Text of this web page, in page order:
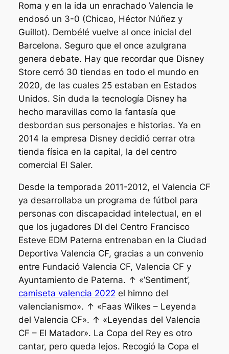
Roma y en la ida un enrachado Valencia le
endosó un 3-0 (Chicao, Héctor Núñez y
Guillot). Dembélé vuelve al once inicial del
Barcelona. Seguro que el once azulgrana
genera debate. Hay que recordar que Disney
Store cerró 30 tiendas en todo el mundo en
2020, de las cuales 25 estaban en Estados
Unidos. Sin duda la tecnología Disney ha
hecho maravillas como la fantasía que
desbordan sus personajes e historias. Ya en
2014 la empresa Disney decidió cerrar otra
tienda física en la capital, la del centro
comercial El Saler.
Desde la temporada 2011-2012, el Valencia CF
ya desarrollaba un programa de fútbol para
personas con discapacidad intelectual, en el
que los jugadores DI del Centro Francisco
Esteve EDM Paterna entrenaban en la Ciudad
Deportiva Valencia CF, gracias a un convenio
entre Fundació Valencia CF, Valencia CF y
Ayuntamiento de Paterna. ↑ «’Sentiment’,
camiseta valencia 2022 el himno del
valencianismo». ↑ «Faas Wilkes – Leyenda
del Valencia CF». ↑ «Leyendas del Valencia
CF – El Matador». La Copa del Rey es otro
cantar, pero queda lejos. Recogió la Copa el